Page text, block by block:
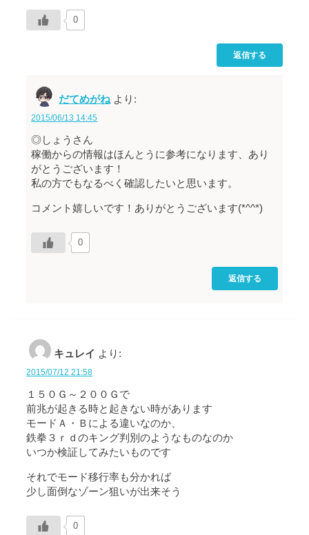
0
返信する
だてめがね より:
2015/06/13 14:45
◎しょうさん
稼働からの情報はほんとうに参考になります、あり
がとうございます！
私の方でもなるべく確認したいと思います。
コメント嬉しいです！ありがとうございます(*^^*)
0
返信する
キュレイ より:
2015/07/12 21:58
１５０Ｇ～２００Ｇで
前兆が起きる時と起きない時があります
モードＡ・Ｂによる違いなのか、
鉄拳３ｒｄのキング判別のようなものなのか
いつか検証してみたいものです
それでモード移行率も分かれば
少し面倒なゾーン狙いが出来そう
0